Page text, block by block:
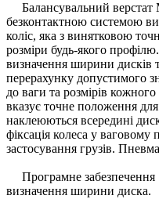
Балансувальний верстат
безконтактною системою
коліс, яка з винятковою
розміри будь-якого
визначення ширини дисків
перерахунку допустимого
до ваги та розмірів
вказує точне положення
наклеюються всередині
фіксація колеса у
застосування грузів.
Програмне забезпечення
визначення ширини диска.